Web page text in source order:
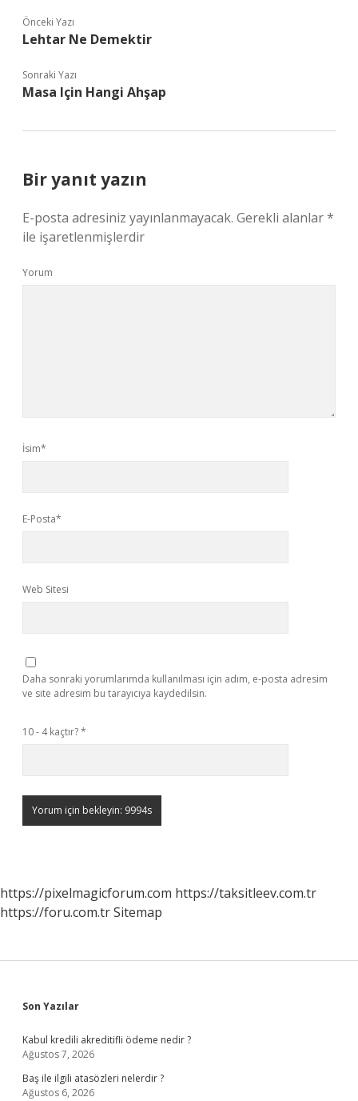
Önceki Yazı
Lehtar Ne Demektir
Sonraki Yazı
Masa Için Hangi Ahşap
Bir yanıt yazın
E-posta adresiniz yayınlanmayacak. Gerekli alanlar*
ile işaretlenmişlerdir
Yorum
İsim*
E-Posta*
Web Sitesi
Daha sonraki yorumlarımda kullanılması için adım, e-posta adresim
ve site adresim bu tarayıcıya kaydedilsin.
10 - 4 kaçtır?*
https://pixelmagicforum.com https://taksitleev.com.tr
https://foru.com.trSitemap
Sidebar
Son Yazılar
Kabul kredili akreditifli ödeme nedir ?
Ağustos 7, 2026
Baş ile ilgili atasözleri nelerdir ?
Ağustos 6, 2026